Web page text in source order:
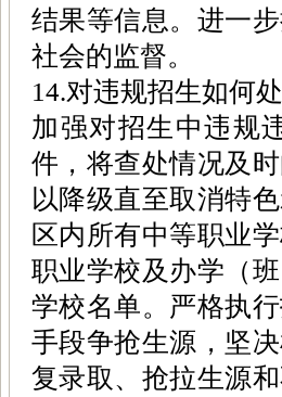
结果等信息。进一
社会的监督。
14.对违规招生如何
加强对招生中违规
件，将查处情况及
以降级直至取消特
区内所有中等职业
职业学校及办学（
学校名单。严格执
手段争抢生源，坚
复录取、抢拉生源